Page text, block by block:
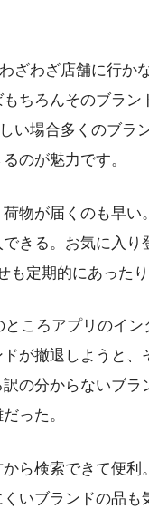
ざわざ店舗に行か
ちろんそのブラン
い場合多くのブラ
のが魅力です。
物が届くのも早い
きる。お気に入り
定期的にあったり
ころアプリのイ
が撤退しようと、
の分からないブラ
った。
ら検索できて便利
いブランドの品も